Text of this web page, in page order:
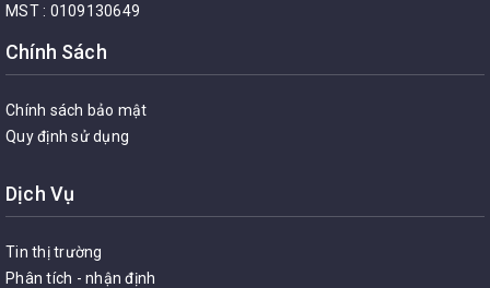
MST : 0109130649
Chính Sách
Chính sách bảo mật
Quy định sử dụng
Dịch Vụ
Tin thị trường
Phân tích - nhận định